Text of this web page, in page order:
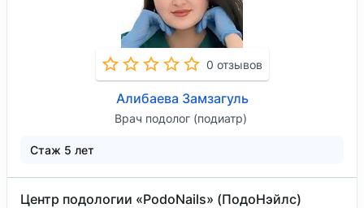
0 отзывов
Алибаева Замзагуль
Врач подолог (подиатр)
Стаж 5 лет
Центр подологии «PodoNails» (ПодоНэйлс)